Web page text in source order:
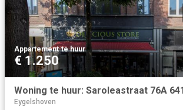
Appartement·te huur
€ 1.250
Eygelshoven